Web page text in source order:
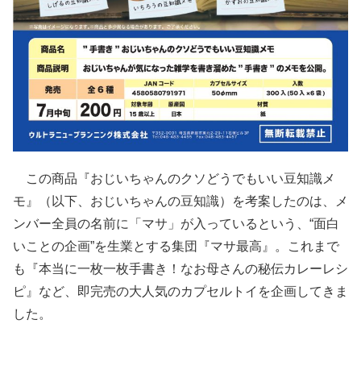
この商品『おじいちゃんのクソどうでもいい豆知識メ
モ』（以下、おじいちゃんの豆知識）を考案したのは、メ
ンバー全員の名前に「マサ」が入っているという、“面白
いことの企画”を生業とする集団『マサ最高』。これまで
も『本当に一枚一枚手書き！なお母さんの秘伝カレーレシ
ピ』など、即完売の大人気のカプセルトイを企画してきま
した。